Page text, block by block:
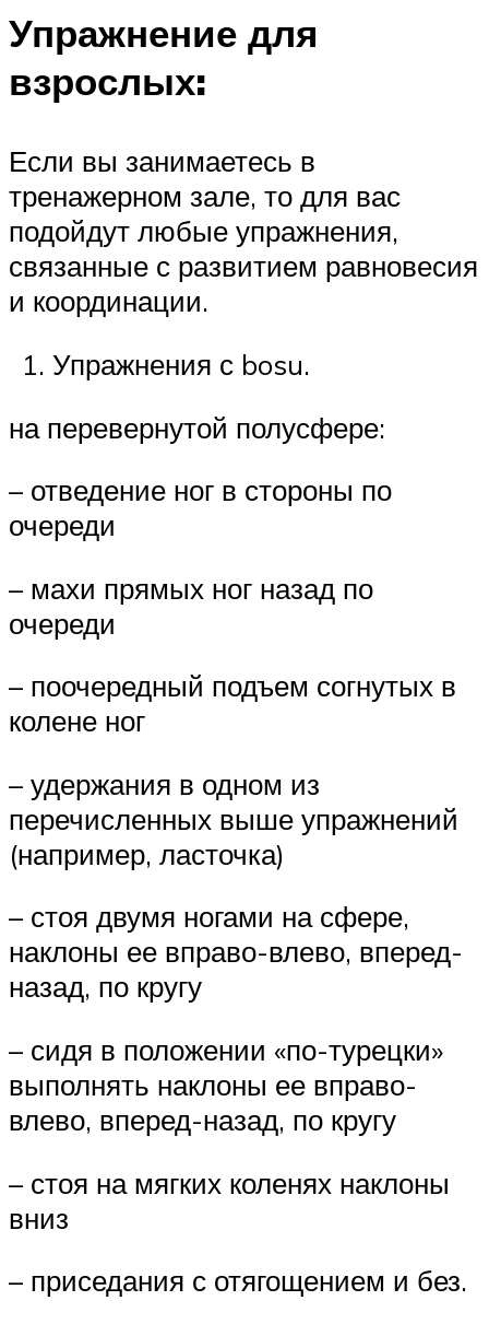
Упражнение для
взрослых:
Если вы занимаетесь в
тренажерном зале, то для вас
подойдут любые упражнения,
связанные с развитием равновесия
и координации.
Упражнения с bosu.
на перевернутой полусфере:
– отведение ног в стороны по
очереди
– махи прямых ног назад по
очереди
– поочередный подъем согнутых в
колене ног
– удержания в одном из
перечисленных выше упражнений
(например, ласточка)
– стоя двумя ногами на сфере,
наклоны ее вправо-влево, вперед-
назад, по кругу
– сидя в положении «по-турецки»
выполнять наклоны ее вправо-
влево, вперед-назад, по кругу
– стоя на мягких коленях наклоны
вниз
– приседания с отягощением и без.